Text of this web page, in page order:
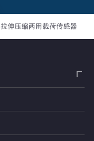
拉伸压缩两用载荷传感器